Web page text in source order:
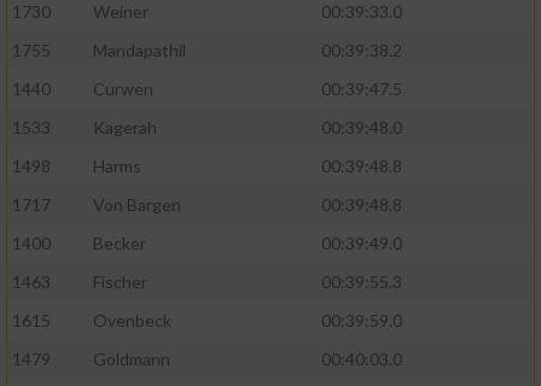
1730
Weiner
00:39:33.0
1755
Mandapathil
00:39:38.2
1440
Curwen
00:39:47.5
1533
Kagerah
00:39:48.0
1498
Harms
00:39:48.8
1717
Von Bargen
00:39:48.8
1400
Becker
00:39:49.0
1463
Fischer
00:39:55.3
1615
Ovenbeck
00:39:59.0
1479
Goldmann
00:40:03.0
IAB-Besonderheiten:
Geräte anhand von aktiv angeforderten
Informationen identifizieren
Nicht-IAB-Verarbeitungszwecke:
Notwendig
Performance